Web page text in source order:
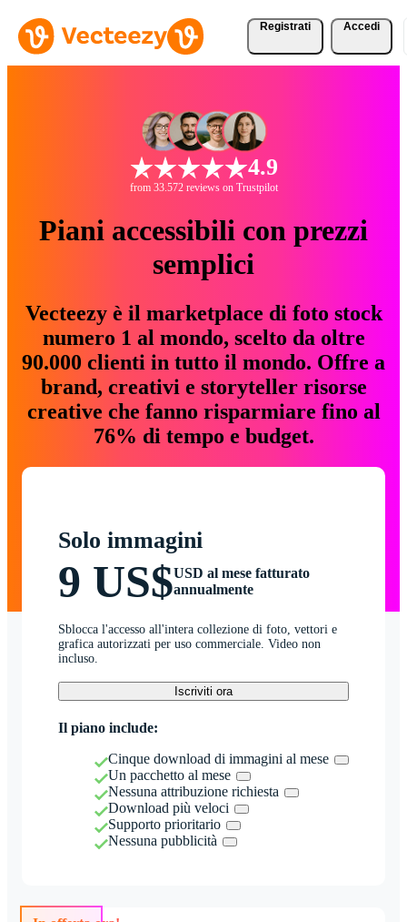
Registrati Accedi
4.9
from 33.572 reviews on Trustpilot
Piani accessibili con prezzi
semplici
Vecteezy è il marketplace di foto stock
numero 1 al mondo, scelto da oltre
90.000 clienti in tutto il mondo. Offre a
brand, creativi e storyteller risorse
creative che fanno risparmiare fino al
76% di tempo e budget.
Solo immagini
9 US$USD al mese fatturato
annualmente
Sblocca l'accesso all'intera collezione di foto, vettori e
grafica autorizzati per uso commerciale. Video non
incluso.
Iscriviti ora
Il piano include:
Cinque download di immagini al mese
Un pacchetto al mese
Nessuna attribuzione richiesta
Download più veloci
Supporto prioritario
Nessuna pubblicità